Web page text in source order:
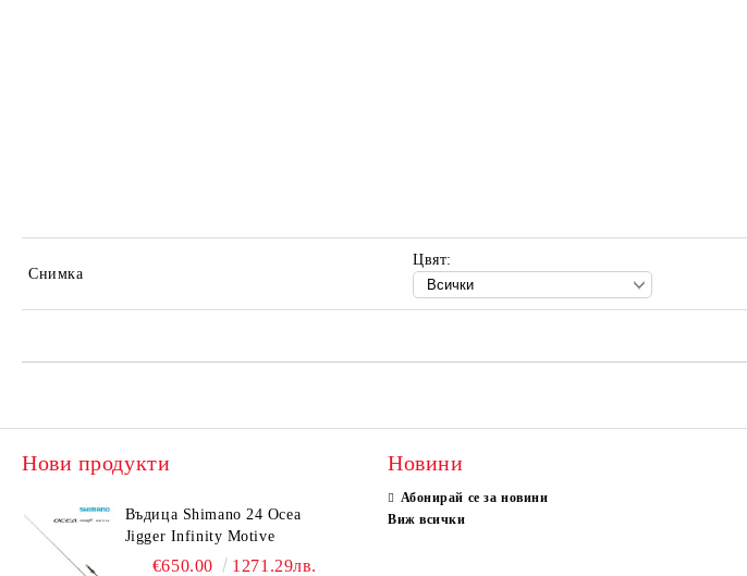
Снимка
Цвят:
Нови продукти
Въдица Shimano 24 Ocea
Jigger Infinity Motive
€650.00 1271.29лв.
Новини
Абонирай се за новини
Виж всички